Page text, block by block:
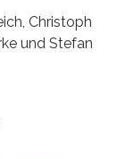
Christoph
und Stefan